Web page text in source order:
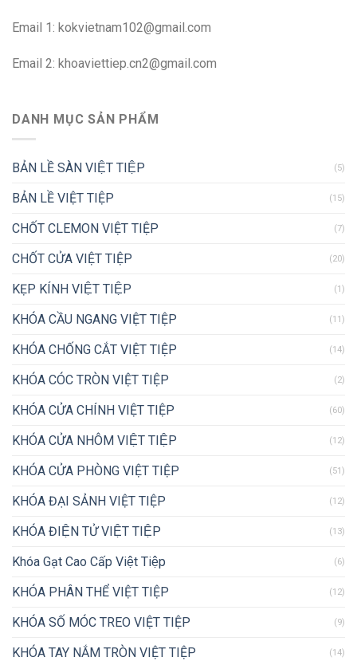
Email 1: kokvietnam102@gmail.com
Email 2: khoaviettiep.cn2@gmail.com
DANH MỤC SẢN PHẨM
BẢN LỀ SÀN VIỆT TIỆP (5)
BẢN LỀ VIỆT TIỆP (15)
CHỐT CLEMON VIỆT TIỆP (7)
CHỐT CỬA VIỆT TIỆP (20)
KẸP KÍNH VIỆT TIỆP (1)
KHÓA CẦU NGANG VIỆT TIỆP (11)
KHÓA CHỐNG CẮT VIỆT TIỆP (14)
KHÓA CÓC TRÒN VIỆT TIỆP (2)
KHÓA CỬA CHÍNH VIỆT TIỆP (60)
KHÓA CỬA NHÔM VIỆT TIỆP (12)
KHÓA CỬA PHÒNG VIỆT TIỆP (51)
KHÓA ĐẠI SẢNH VIỆT TIỆP (12)
KHÓA ĐIỆN TỬ VIỆT TIỆP (13)
Khóa Gạt Cao Cấp Việt Tiệp (6)
KHÓA PHÂN THỂ VIỆT TIỆP (12)
KHÓA SỐ MÓC TREO VIỆT TIỆP (9)
KHÓA TAY NẮM TRÒN VIỆT TIỆP (14)